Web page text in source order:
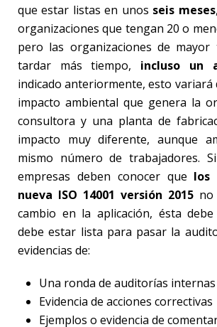
que estar listas en unos seis meses
organizaciones que tengan 20 o
pero las organizaciones de mayor
tardar más tiempo, incluso un
indicado anteriormente, esto variará
impacto ambiental que genera la
consultora y una planta de
impacto muy diferente, aunque
mismo número de trabajadores.
empresas deben conocer que los
nueva ISO 14001 versión 2015
cambio en la aplicación, ésta
debe estar lista para pasar la
evidencias de:
Una ronda de auditorías internas
Evidencia de acciones correctivas
Ejemplos o evidencia de